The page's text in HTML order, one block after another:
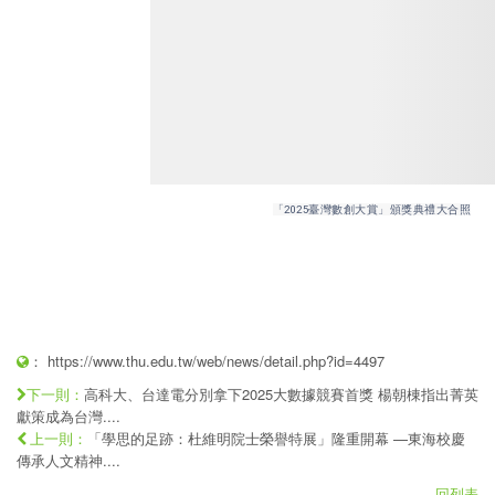
「2025臺灣數創大賞」頒獎典禮大合照
： https://www.thu.edu.tw/web/news/detail.php?id=4497
下一則： 高科大、台達電分別拿下2025大數據競賽首獎 楊朝棟指出菁英
獻策成為台灣....
上一則：
「學思的足跡：杜維明院士榮譽特展」隆重開幕 —東海校慶
傳承人文精神....